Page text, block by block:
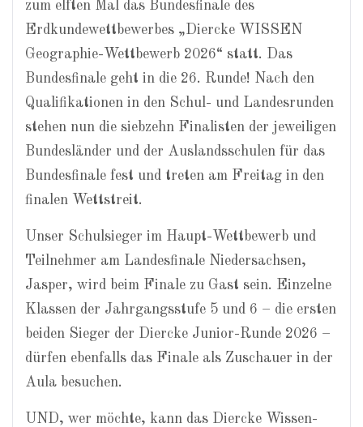
zum elften Mal das Bundesfinale des
Erdkundewettbewerbes „Diercke WISSEN
Geographie-Wettbewerb 2026“ statt. Das
Bundesfinale geht in die 26. Runde! Nach den
Qualifikationen in den Schul- und Landesrunden
stehen nun die siebzehn Finalisten der jeweiligen
Bundesländer und der Auslandsschulen für das
Bundesfinale fest und treten am Freitag in den
finalen Wettstreit.
Unser Schulsieger im Haupt-Wettbewerb und
Teilnehmer am Landesfinale Niedersachsen,
Jasper, wird beim Finale zu Gast sein. Einzelne
Klassen der Jahrgangsstufe 5 und 6 – die ersten
beiden Sieger der Diercke Junior-Runde 2026 –
dürfen ebenfalls das Finale als Zuschauer in der
Aula besuchen.
UND, wer möchte, kann das Diercke Wissen-